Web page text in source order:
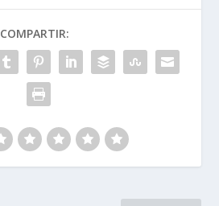
A
p
p
ar
ti
r
COMPARTIR: